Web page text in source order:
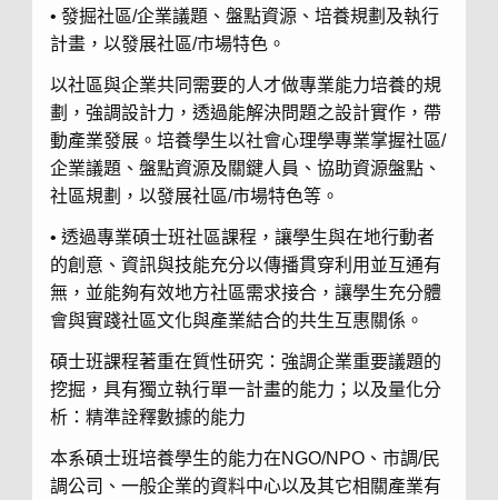
• 發掘社區/企業議題、盤點資源、培養規劃及執行
計畫，以發展社區/市場特色。
以社區與企業共同需要的人才做專業能力培養的規
劃，強調設計力，透過能解決問題之設計實作，帶
動產業發展。培養學生以社會心理學專業掌握社區/
企業議題、盤點資源及關鍵人員、協助資源盤點、
社區規劃，以發展社區/市場特色等。
• 透過專業碩士班社區課程，讓學生與在地行動者
的創意、資訊與技能充分以傳播貫穿利用並互通有
無，並能夠有效地方社區需求接合，讓學生充分體
會與實踐社區文化與產業結合的共生互惠關係。
碩士班課程著重在質性研究：強調企業重要議題的
挖掘，具有獨立執行單一計畫的能力；以及量化分
析：精準詮釋數據的能力
本系碩士班培養學生的能力在NGO/NPO、市調/民
調公司、一般企業的資料中心以及其它相關產業有